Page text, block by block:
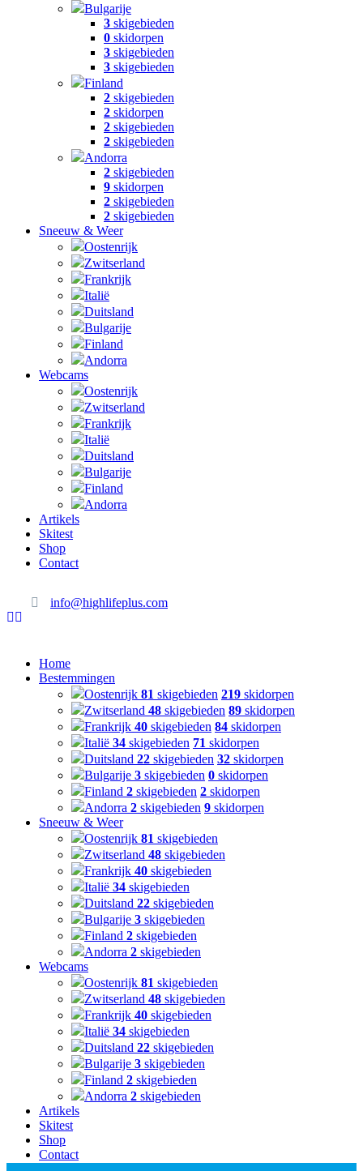
Bulgarije
3 skigebieden
0 skidorpen
3 skigebieden
3 skigebieden
Finland
2 skigebieden
2 skidorpen
2 skigebieden
2 skigebieden
Andorra
2 skigebieden
9 skidorpen
2 skigebieden
2 skigebieden
Sneeuw & Weer
Oostenrijk
Zwitserland
Frankrijk
Italië
Duitsland
Bulgarije
Finland
Andorra
Webcams
Oostenrijk
Zwitserland
Frankrijk
Italië
Duitsland
Bulgarije
Finland
Andorra
Artikels
Skitest
Shop
Contact
info@highlifeplus.com
Home
Bestemmingen
Oostenrijk 81 skigebieden 219 skidorpen
Zwitserland 48 skigebieden 89 skidorpen
Frankrijk 40 skigebieden 84 skidorpen
Italië 34 skigebieden 71 skidorpen
Duitsland 22 skigebieden 32 skidorpen
Bulgarije 3 skigebieden 0 skidorpen
Finland 2 skigebieden 2 skidorpen
Andorra 2 skigebieden 9 skidorpen
Sneeuw & Weer
Oostenrijk 81 skigebieden
Zwitserland 48 skigebieden
Frankrijk 40 skigebieden
Italië 34 skigebieden
Duitsland 22 skigebieden
Bulgarije 3 skigebieden
Finland 2 skigebieden
Andorra 2 skigebieden
Webcams
Oostenrijk 81 skigebieden
Zwitserland 48 skigebieden
Frankrijk 40 skigebieden
Italië 34 skigebieden
Duitsland 22 skigebieden
Bulgarije 3 skigebieden
Finland 2 skigebieden
Andorra 2 skigebieden
Artikels
Skitest
Shop
Contact